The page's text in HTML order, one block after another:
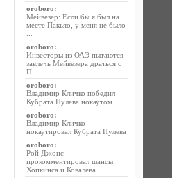
oroboro:
Мейвезер: Если бы я был на
месте Пакьяо, у меня не было
oroboro:
Инвесторы из ОАЭ пытаются
завлечь Мейвезера драться с
П ...
oroboro:
Владимир Кличко победил
Кубрата Пулева нокаутом
oroboro:
Владимир Кличко
нокаутировал Кубрата Пулева
oroboro:
Рой Джонс
прокомментировал шансы
Хопкинса и Ковалева